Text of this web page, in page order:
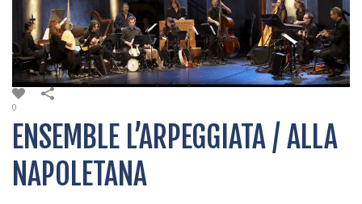
0
ENSEMBLE L’ARPEGGIATA / ALLA
NAPOLETANA